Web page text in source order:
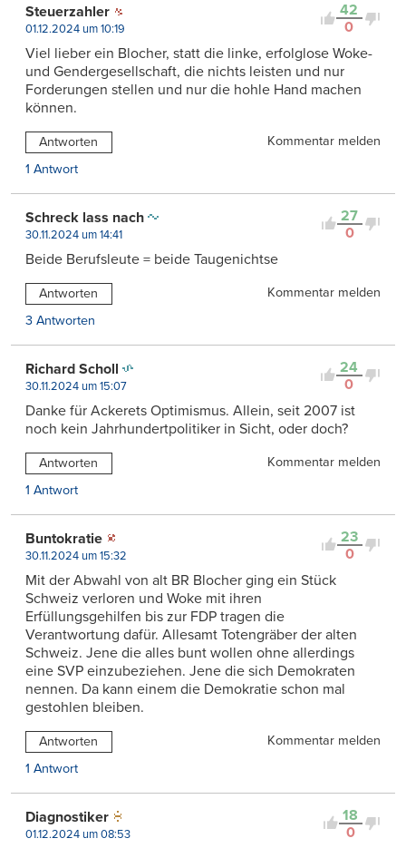
42
0
Steuerzahler
01.12.2024 um 10:19
Viel lieber ein Blocher, statt die linke, erfolglose Woke-
und Gendergesellschaft, die nichts leisten und nur
Forderungen stellen und nur die hohle Hand machen
können.
Antworten
Kommentar melden
1 Antwort
27
0
Schreck lass nach
30.11.2024 um 14:41
Beide Berufsleute = beide Taugenichtse
Antworten
Kommentar melden
3 Antworten
24
0
Richard Scholl
30.11.2024 um 15:07
Danke für Ackerets Optimismus. Allein, seit 2007 ist
noch kein Jahrhundertpolitiker in Sicht, oder doch?
Antworten
Kommentar melden
1 Antwort
23
0
Buntokratie
30.11.2024 um 15:32
Mit der Abwahl von alt BR Blocher ging ein Stück
Schweiz verloren und Woke mit ihren
Erfüllungsgehilfen bis zur FDP tragen die
Verantwortung dafür. Allesamt Totengräber der alten
Schweiz. Jene die alles bunt wollen ohne allerdings
eine SVP einzubeziehen. Jene die sich Demokraten
nennen. Da kann einem die Demokratie schon mal
gestohlen bleiben.
Antworten
Kommentar melden
1 Antwort
18
0
Diagnostiker
01.12.2024 um 08:53